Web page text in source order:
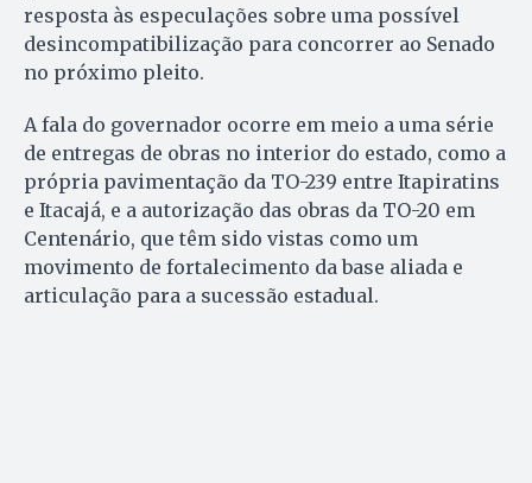
resposta às especulações sobre uma possível
desincompatibilização para concorrer ao Senado
no próximo pleito.
A fala do governador ocorre em meio a uma série
de entregas de obras no interior do estado, como a
própria pavimentação da TO-239 entre Itapiratins
e Itacajá, e a autorização das obras da TO-20 em
Centenário, que têm sido vistas como um
movimento de fortalecimento da base aliada e
articulação para a sucessão estadual.